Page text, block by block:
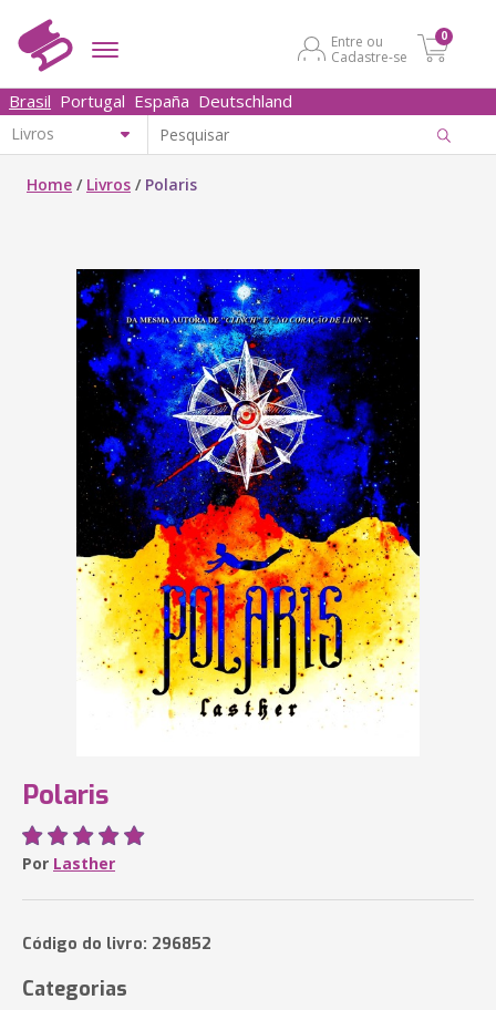
Entre ou
Cadastre-se
0
Brasil Portugal España Deutschland
Home / Livros / Polaris
Polaris
Por Lasther
Código do livro: 296852
Categorias